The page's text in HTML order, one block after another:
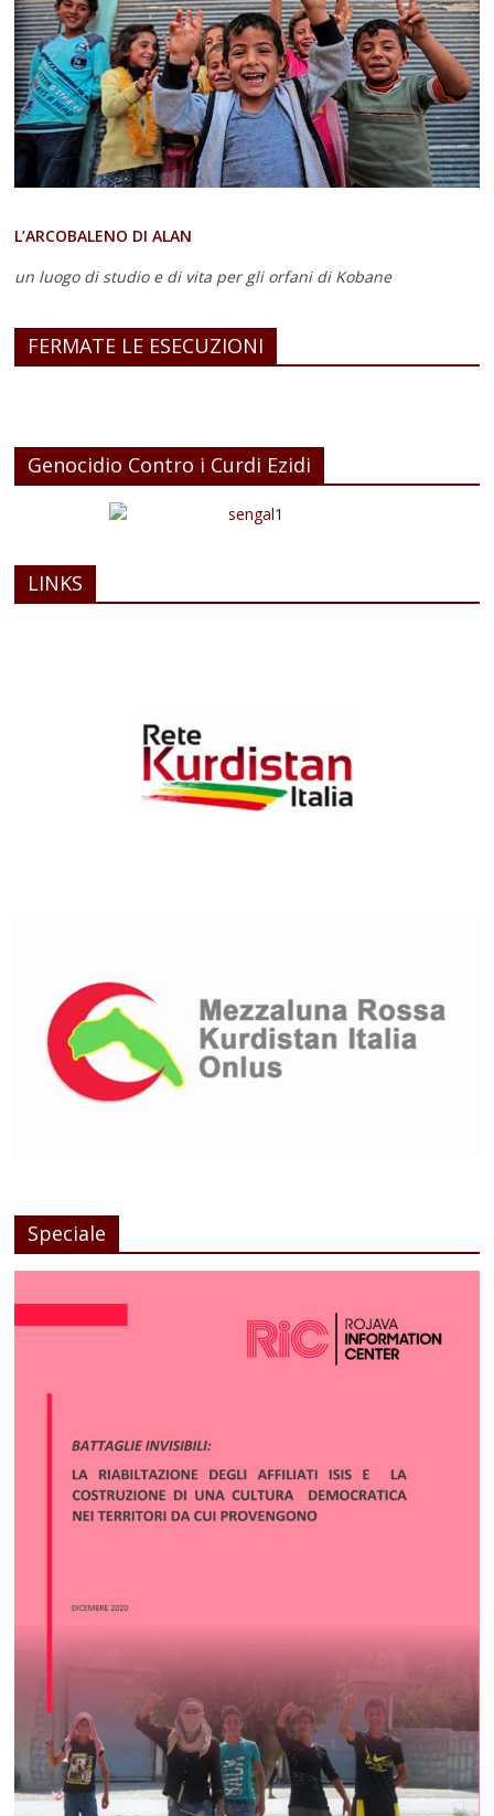
L’ARCOBALENO DI ALAN
un luogo di studio e di vita per gli orfani di Kobane
FERMATE LE ESECUZIONI
Genocidio Contro i Curdi Ezidi
LINKS
Speciale